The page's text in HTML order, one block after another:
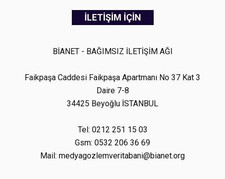
İLETİŞİM İÇİN
BİANET - BAĞIMSIZ İLETİŞİM AĞI
Faikpaşa Caddesi Faikpaşa Apartmanı No 37 Kat 3
Daire 7-8
34425 Beyoğlu İSTANBUL
Tel: 0212 251 15 03
Gsm: 0532 206 36 69
Mail: medyagozlemveritabani@bianet.org